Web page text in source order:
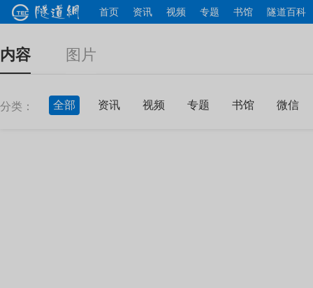
首页 资讯 视频 专题 书馆 隧道百科
内容 图片
分类： 全部 资讯 视频 专题 书馆 微信